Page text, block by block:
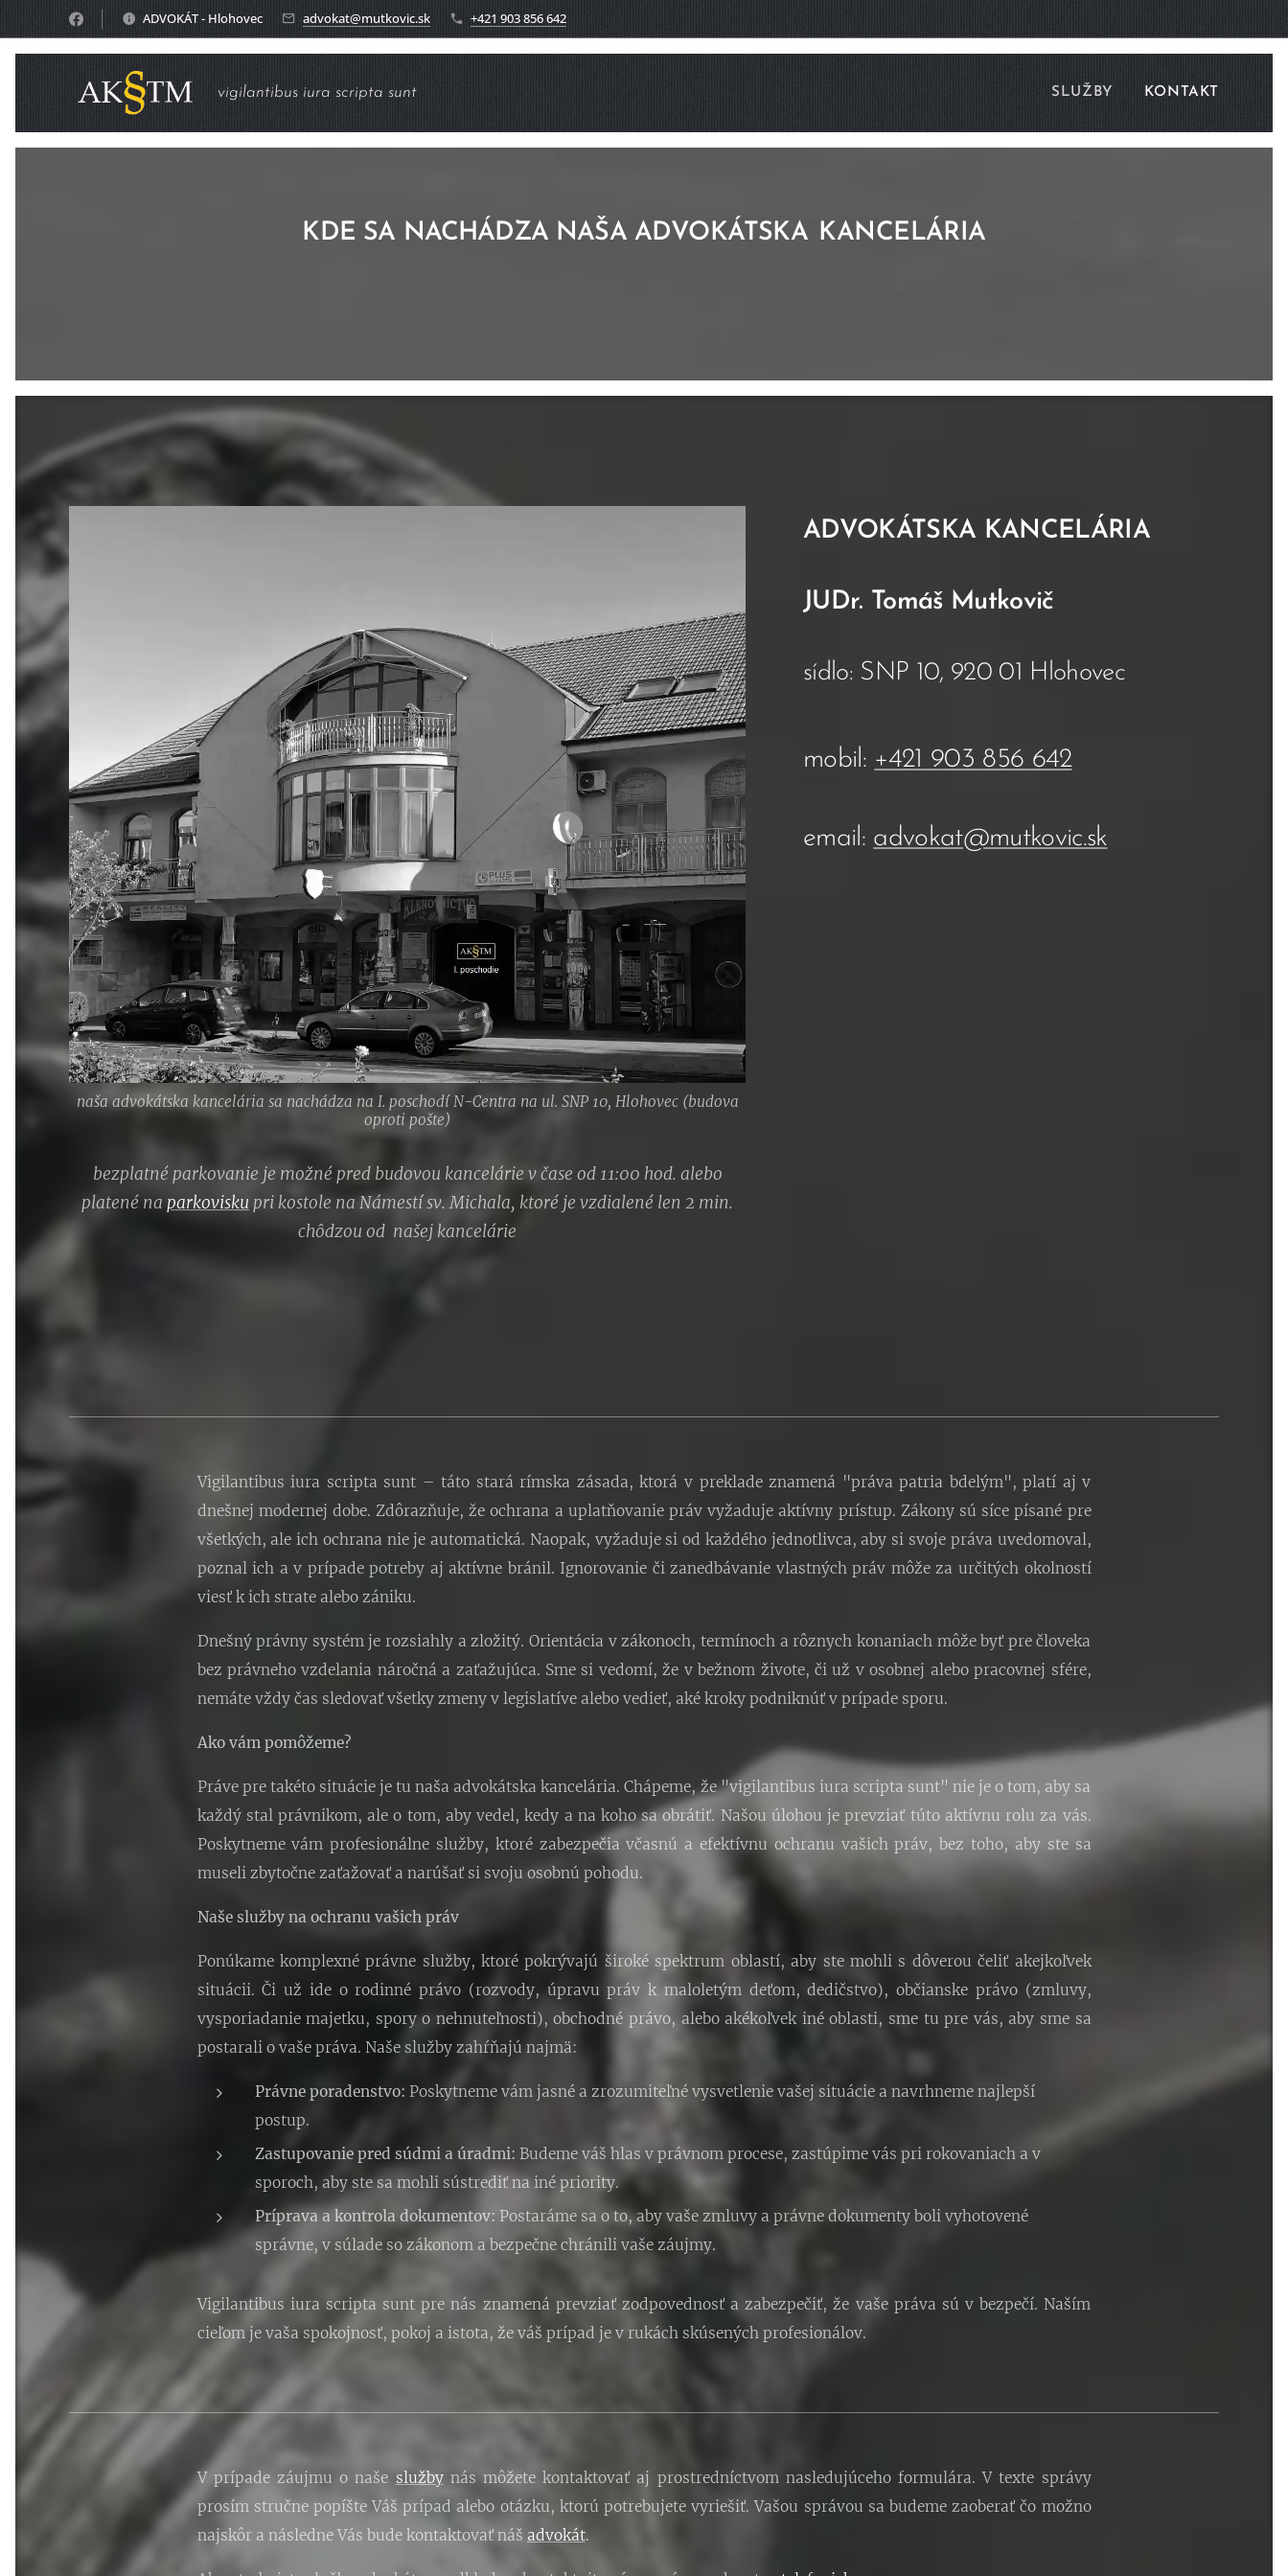
ADVOKÁT - Hlohovec advokat@mutkovic.sk +421 903 856 642
vigilantibus iura scripta sunt SLUŽBY KONTAKT
KDE SA NACHÁDZA NAŠAADVOKÁTSKA KANCELÁRIA
naša advokátska kancelária sa nachádza na I. poschodí N-Centra na ul. SNP 10, Hlohovec (budova
oproti pošte)
bezplatné parkovanie je možné pred budovou kancelárie v čase od 11:00 hod. alebo
platené na parkovisku pri kostole na Námestí sv. Michala, ktoré je vzdialené len 2 min.
chôdzou od našej kancelárie
ADVOKÁTSKA KANCELÁRIA
JUDr. Tomáš Mutkovič
sídlo: SNP 10, 920 01 Hlohovec
mobil: +421 903 856 642
email: advokat@mutkovic.sk
Vigilantibus iura scripta sunt – táto stará rímska zásada, ktorá v preklade znamená "práva patria bdelým", platí aj v
dnešnej modernej dobe. Zdôrazňuje, že ochrana a uplatňovanie práv vyžaduje aktívny prístup. Zákony sú síce písané pre
všetkých, ale ich ochrana nie je automatická. Naopak, vyžaduje si od každého jednotlivca, aby si svoje práva uvedomoval,
poznal ich a v prípade potreby aj aktívne bránil. Ignorovanie či zanedbávanie vlastných práv môže za určitých okolností
viesť k ich strate alebo zániku.
Dnešný právny systém je rozsiahly a zložitý. Orientácia v zákonoch, termínoch a rôznych konaniach môže byť pre človeka
bez právneho vzdelania náročná a zaťažujúca. Sme si vedomí, že v bežnom živote, či už v osobnej alebo pracovnej sfére,
nemáte vždy čas sledovať všetky zmeny v legislatíve alebo vedieť, aké kroky podniknúť v prípade sporu.
Ako vám pomôžeme?
Práve pre takéto situácie je tu naša advokátska kancelária. Chápeme, že "vigilantibus iura scripta sunt" nie je o tom, aby sa
každý stal právnikom, ale o tom, aby vedel, kedy a na koho sa obrátiť. Našou úlohou je prevziať túto aktívnu rolu za vás.
Poskytneme vám profesionálne služby, ktoré zabezpečia včasnú a efektívnu ochranu vašich práv, bez toho, aby ste sa
museli zbytočne zaťažovať a narúšať si svoju osobnú pohodu.
Naše služby na ochranu vašich práv
Ponúkame komplexné právne služby, ktoré pokrývajú široké spektrum oblastí, aby ste mohli s dôverou čeliť akejkoľvek
situácii. Či už ide o rodinné právo (rozvody, úpravu práv k maloletým deťom, dedičstvo), občianske právo (zmluvy,
vysporiadanie majetku, spory o nehnuteľnosti), obchodné právo, alebo akékoľvek iné oblasti, sme tu pre vás, aby sme sa
postarali o vaše práva. Naše služby zahŕňajú najmä:
Právne poradenstvo: Poskytneme vám jasné a zrozumiteľné vysvetlenie vašej situácie a navrhneme najlepší
postup.
Zastupovanie pred súdmi a úradmi: Budeme váš hlas v právnom procese, zastúpime vás pri rokovaniach a v
sporoch, aby ste sa mohli sústrediť na iné priority.
Príprava a kontrola dokumentov: Postaráme sa o to, aby vaše zmluvy a právne dokumenty boli vyhotovené
správne, v súlade so zákonom a bezpečne chránili vaše záujmy.
Vigilantibus iura scripta sunt pre nás znamená prevziať zodpovednosť a zabezpečiť, že vaše práva sú v bezpečí. Naším
cieľom je vaša spokojnosť, pokoj a istota, že váš prípad je v rukách skúsených profesionálov.
V prípade záujmu o naše službynás môžete kontaktovať aj prostredníctvom nasledujúceho formulára. V texte správy
prosím stručne popíšte Váš prípad alebo otázku, ktorú potrebujete vyriešiť.Vašou správou sa budeme zaoberať čo možno
najskôr a následne Vás bude kontaktovať náš advokát.